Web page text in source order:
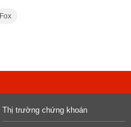
Fox
Thị trường chứng khoán